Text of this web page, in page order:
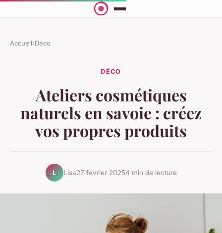
Accueil›Déco
DÉCO
Ateliers cosmétiques
naturels en savoie : créez
vos propres produits
L Lisa27 février 20254 min de lecture